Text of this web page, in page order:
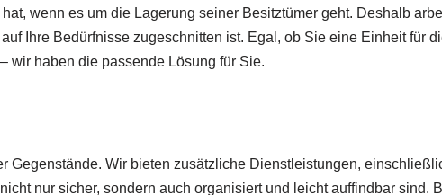
wenn es um die Lagerung seiner Besitztümer geht. Deshalb
Ihre Bedürfnisse zugeschnitten ist. Egal, ob Sie eine Einheit für
wir haben die passende Lösung für Sie.
Gegenstände. Wir bieten zusätzliche Dienstleistungen,
nur sicher, sondern auch organisiert und leicht auffindbar sind.